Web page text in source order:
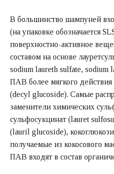
В большинство шампуней
(на упаковке обозначается
поверхностно-активное
составом на основе
sodium laureth sulfate, sodium
ПАВ более мягкого действия
(decyl glucoside). Самые
заменители химических
сульфосукцинат (lauret
(lauril glucoside),
получаемые из кокосового
ПАВ входят в состав